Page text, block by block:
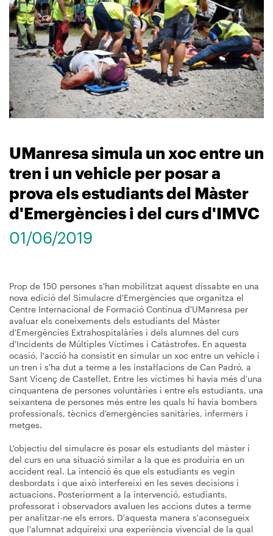
UManresa simula un xoc entre un
tren i un vehicle per posar a
prova els estudiants del Màster
d'Emergències i del curs d'IMVC
01/06/2019
Prop de 150 persones s'han mobilitzat aquest dissabte en una
nova edició del Simulacre d'Emergències que organitza el
Centre Internacional de Formació Contínua d'UManresa per
avaluar els coneixements dels estudiants del Màster
d'Emergències Extrahospitalàries i dels alumnes del curs
d'Incidents de Múltiples Víctimes i Catàstrofes. En aquesta
ocasió, l'acció ha consistit en simular un xoc entre un vehicle i
un tren i s'ha dut a terme a les instal·lacions de Can Padró, a
Sant Vicenç de Castellet. Entre les víctimes hi havia més d'una
cinquantena de persones voluntàries i entre els estudiants, una
seixantena de persones més entre les quals hi havia bombers
professionals, tècnics d'emergències sanitàries, infermers i
metges.
L'objectiu del simulacre és posar els estudiants del màster i
del curs en una situació similar a la que es produiria en un
accident real. La intenció és que els estudiants es vegin
desbordats i que això interfereixi en les seves decisions i
actuacions. Posteriorment a la intervenció, estudiants,
professorat i observadors avaluen les accions dutes a terme
per analitzar-ne els errors. D'aquesta manera s'aconsegueix
que l'alumnat adquireixi una experiència vivencial de la qual